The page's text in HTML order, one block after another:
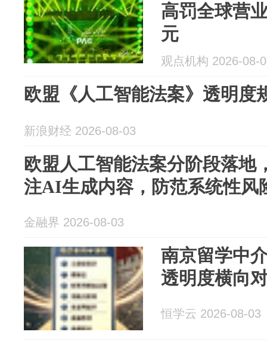
高罚全球营
元
观点机构 2026-08-
欧盟《人工智能法案》透明度
新浪财经 2026-08-03
欧盟人工智能法案分阶段落地
注AI生成内容，防范系统性风
金融界 2026-08-03
南京留学中
透明度横向
恒学云 2026-08-03